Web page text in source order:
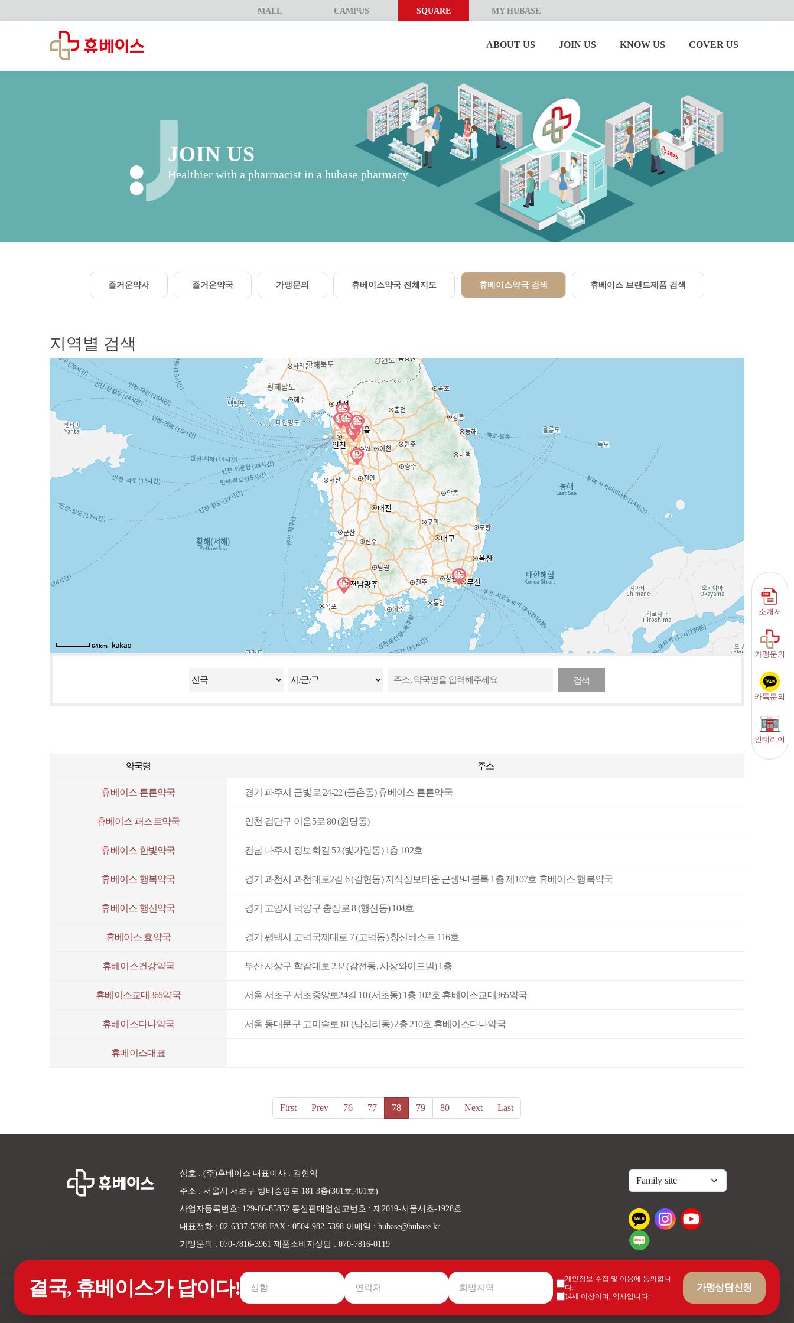
MALL CAMPUS SQUARE MY HUBASE
ABOUT US JOIN US KNOW US COVER US
JOIN US
Healthier with a pharmacist in a hubase pharmacy
즐거운약사 즐거운약국 가맹문의 휴베이스약국 전체지도 휴베이스약국 검색 휴베이스 브랜드제품 검색
지역별 검색
64km
검색
약국명 주소
휴베이스 튼튼약국 경기 파주시 금빛로 24-22 (금촌동) 휴베이스 튼튼약국
휴베이스 퍼스트약국 인천 검단구 이음5로 80 (원당동)
휴베이스 한빛약국 전남 나주시 정보화길 52 (빛가람동) 1층 102호
휴베이스 행복약국 경기 과천시 과천대로2길 6 (갈현동) 지식정보타운 근생9-1블록 1층 제107호 휴베이스 행복약국
휴베이스 행신약국 경기 고양시 덕양구 충장로 8 (행신동) 104호
휴베이스 효약국 경기 평택시 고덕국제대로 7 (고덕동) 창신베스트 116호
휴베이스건강약국 부산 사상구 학감대로 232 (감전동, 사상와이드빌) 1층
휴베이스교대365약국 서울 서초구 서초중앙로24길 10 (서초동) 1층 102호 휴베이스교대365약국
휴베이스다나약국 서울 동대문구 고미술로 81 (답십리동) 2층 210호 휴베이스다나약국
휴베이스대표
First Prev 76 77 78 79 80 Next Last
소개서
가맹문의
카톡문의
인테리어
결국, 휴베이스가 답이다!
개인정보 수집 및 이용에 동의합니
다.
14세 이상이며, 약사입니다.
가맹상담신청
상호 : (주)휴베이스 대표이사 : 김현익
주소 : 서울시 서초구 방배중앙로 181 3층(301호,401호)
사업자등록번호: 129-86-85852 통신판매업신고번호 : 제2019-서울서초-1928호
대표전화 : 02-6337-5398 FAX : 0504-982-5398 이메일 : hubase@hubase.kr
가맹문의 : 070-7816-3961 제품소비자상담 : 070-7816-0119